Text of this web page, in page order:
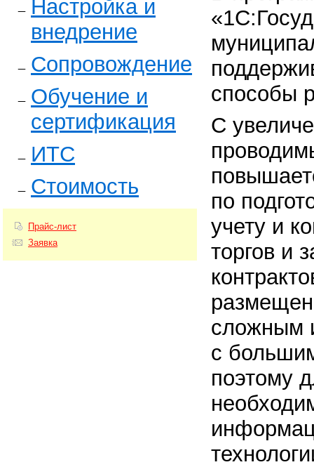
Настройка и
внедрение
Сопровождение
Обучение и
сертификация
ИТС
Стоимость
Прайс-лист
Заявка
способы
С
по
учету и
торгов и
сложным
с
поэтому